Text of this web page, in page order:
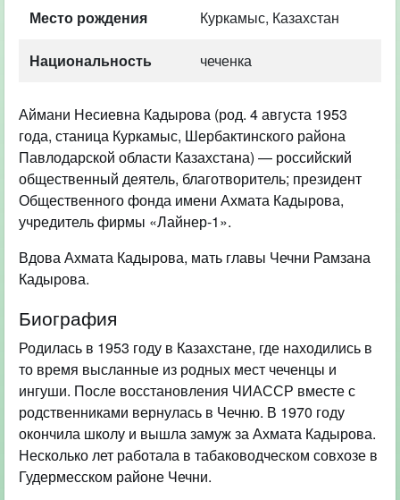
Место рождения Куркамыс, Казахстан
Национальность чеченка
Аймани Несиевна Кадырова (род. 4 августа 1953
года, станица Куркамыс, Шербактинского района
Павлодарской области Казахстана) — российский
общественный деятель, благотворитель; президент
Общественного фонда имени Ахмата Кадырова,
учредитель фирмы «Лайнер-1».
Вдова Ахмата Кадырова, мать главы Чечни Рамзана
Кадырова.
Биография
Родилась в 1953 году в Казахстане, где находились в
то время высланные из родных мест чеченцы и
ингуши. После восстановления ЧИАССР вместе с
родственниками вернулась в Чечню. В 1970 году
окончила школу и вышла замуж за Ахмата Кадырова.
Несколько лет работала в табаководческом совхозе в
Гудермесском районе Чечни.